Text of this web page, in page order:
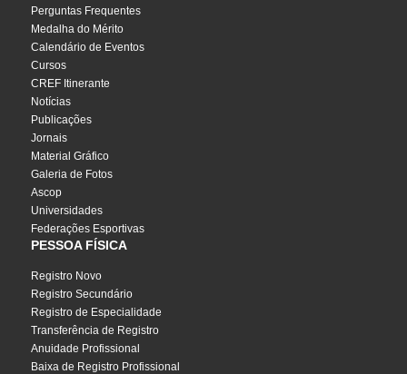
Perguntas Frequentes
Medalha do Mérito
Calendário de Eventos
Cursos
CREF Itinerante
Notícias
Publicações
Jornais
Material Gráfico
Galeria de Fotos
Ascop
Universidades
Federações Esportivas
PESSOA FÍSICA
Registro Novo
Registro Secundário
Registro de Especialidade
Transferência de Registro
Anuidade Profissional
Baixa de Registro Profissional